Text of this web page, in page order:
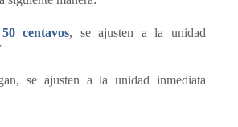
centavos, se ajusten a la unidad
se ajusten a la unidad inmediata